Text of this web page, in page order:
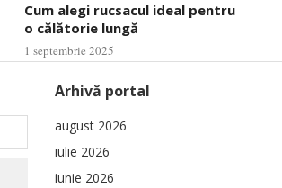
Cum alegi rucsacul ideal pentru
o călătorie lungă
1 septembrie 2025
Arhivă portal
august 2026
iulie 2026
iunie 2026